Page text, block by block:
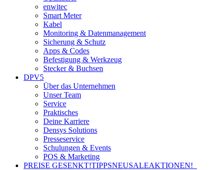
enwitec
Smart Meter
Kabel
Monitoring & Datenmanagement
Sicherung & Schutz
Apps & Codes
Befestigung & Werkzeug
Stecker & Buchsen
DPV5
Über das Unternehmen
Unser Team
Service
Praktisches
Deine Karriere
Densys Solutions
Presseservice
Schulungen & Events
POS & Marketing
PREISE GESENKT!TIPPSNEUSALEAKTIONEN!